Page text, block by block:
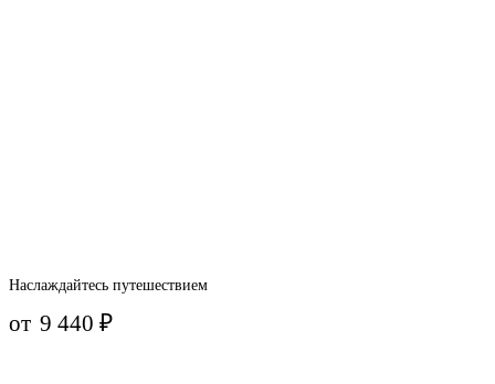
Наслаждайтесь путешествием
от 9 440₽